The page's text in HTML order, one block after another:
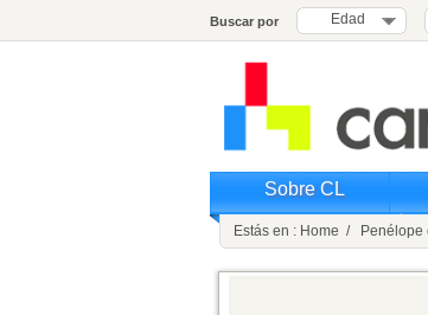
Buscar por Edad
Sobre CL
Estás en : Home / Penélope